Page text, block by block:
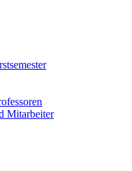
Mitarbeiter